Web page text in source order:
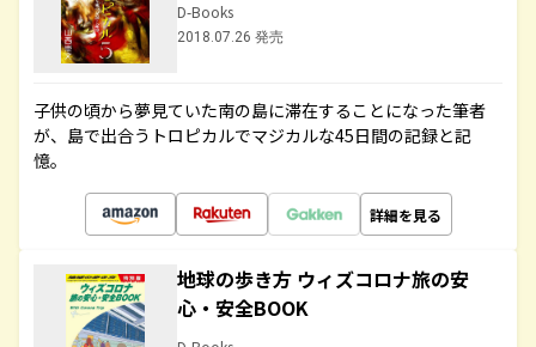
D-Books
2018.07.26 発売
子供の頃から夢見ていた南の島に滞在することになった筆者
が、島で出合うトロピカルでマジカルな45日間の記録と記
憶。
詳細を見る
地球の歩き方 ウィズコロナ旅の安
心・安全BOOK